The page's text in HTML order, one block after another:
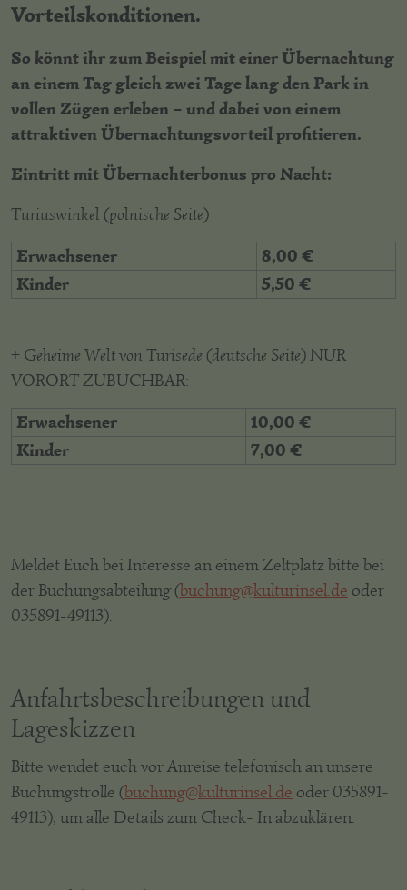
Vorteilskonditionen.
So könnt ihr zum Beispiel mit einer Übernachtung
an einem Tag gleich zwei Tage lang den Park in
vollen Zügen erleben – und dabei von einem
attraktiven Übernachtungsvorteil profitieren.
Eintritt mit Übernachterbonus pro Nacht:
Turiuswinkel (polnische Seite)
Erwachsener
8,00 €
Kinder
5,50 €
+ Geheime Welt von Turisede (deutsche Seite) NUR
VORORT ZUBUCHBAR:
Erwachsener
10,00 €
Kinder
7,00 €
Meldet Euch bei Interesse an einem Zeltplatz bitte bei
der Buchungsabteilung (buchung@kulturinsel.de oder
035891-49113).
Anfahrtsbeschreibungen und
Lageskizzen
Bitte wendet euch vor Anreise telefonisch an unsere
Buchungstrolle (buchung@kulturinsel.de oder 035891-
49113), um alle Details zum Check- In abzuklären.